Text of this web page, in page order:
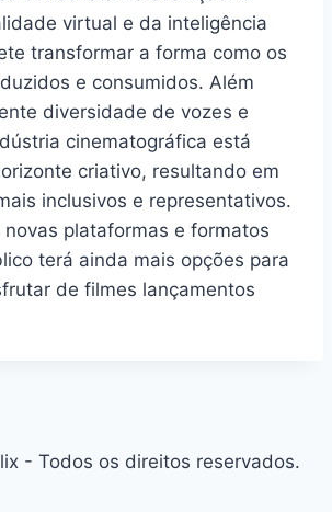
virtual e da inteligência
transformar a forma como os
e consumidos. Além
diversidade de vozes e
cinematográfica está
criativo, resultando em
inclusivos e representativos.
plataformas e formatos
terá ainda mais opções para
de filmes lançamentos
- Todos os direitos reservados.